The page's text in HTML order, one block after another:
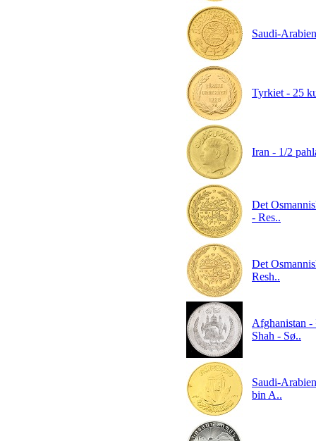
Saudi-
Tyrkiet - 25
Iran - 1/2
Det
- Res..
Det
Resh..
Afghanistan
Shah - Sø..
Saudi-
bin A..